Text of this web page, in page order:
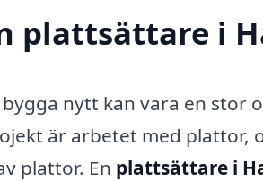
plattsättare i
nytt kan vara en stor
är arbetet med plattor,
plattor. En plattsättare i